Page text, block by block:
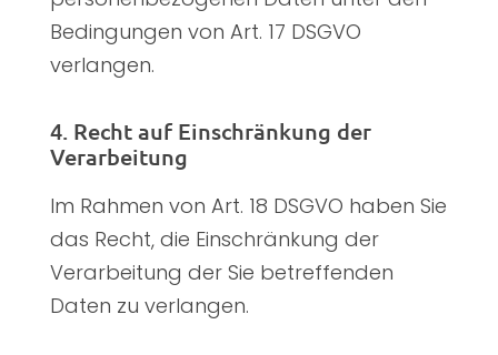
Bedingungen von Art. 17 DSGVO
verlangen.
4. Recht auf Einschränkung der
Verarbeitung
Im Rahmen von Art. 18 DSGVO haben Sie
das Recht, die Einschränkung der
Verarbeitung der Sie betreffenden
Daten zu verlangen.